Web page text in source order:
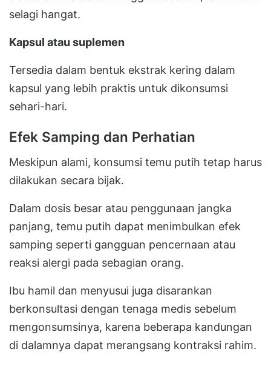
selagi hangat.
Kapsul atau suplemen
Tersedia dalam bentuk ekstrak kering dalam
kapsul yang lebih praktis untuk dikonsumsi
sehari-hari.
Efek Samping dan Perhatian
Meskipun alami, konsumsi temu putih tetap harus
dilakukan secara bijak.
Dalam dosis besar atau penggunaan jangka
panjang, temu putih dapat menimbulkan efek
samping seperti gangguan pencernaan atau
reaksi alergi pada sebagian orang.
Ibu hamil dan menyusui juga disarankan
berkonsultasi dengan tenaga medis sebelum
mengonsumsinya, karena beberapa kandungan
di dalamnya dapat merangsang kontraksi rahim.